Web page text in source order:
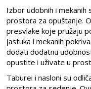
Izbor udobnih i mekanih
prostora za opuštanje.
presvlake koje pružaju
jastuka i mekanih
dodati dodatnu
opustite i uživate u
Taburei i nasloni su